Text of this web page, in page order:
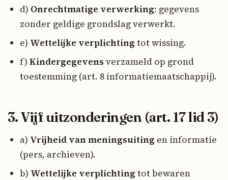
d) Onrechtmatige verwerking: gegevens
zonder geldige grondslag verwerkt.
e) Wettelijke verplichting tot wissing.
f) Kindergegevens verzameld op grond
toestemming (art. 8 informatiemaatschappij).
3. Vijf uitzonderingen (art. 17 lid 3)
a) Vrijheid van meningsuiting en informatie
(pers, archieven).
b) Wettelijke verplichting tot bewaren